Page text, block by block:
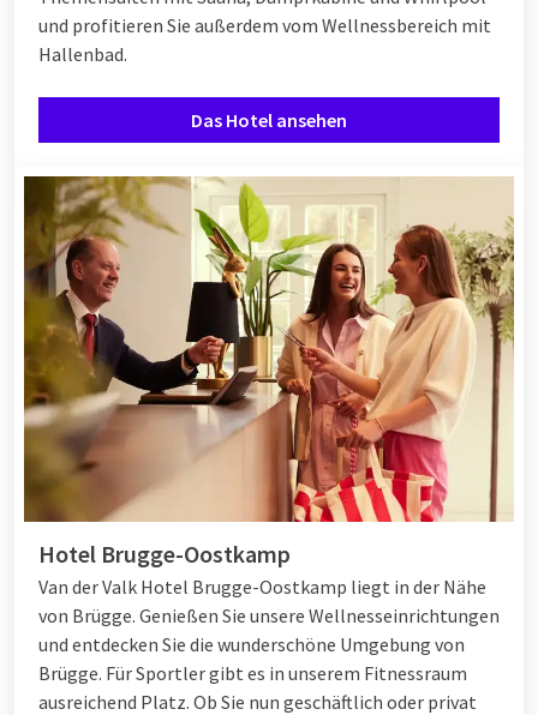
und profitieren Sie außerdem vom Wellnessbereich mit
Hallenbad.
Das Hotel ansehen
Hotel Brugge-Oostkamp
Van der Valk Hotel Brugge-Oostkamp liegt in der Nähe
von Brügge. Genießen Sie unsere Wellnesseinrichtungen
und entdecken Sie die wunderschöne Umgebung von
Brügge. Für Sportler gibt es in unserem Fitnessraum
ausreichend Platz. Ob Sie nun geschäftlich oder privat